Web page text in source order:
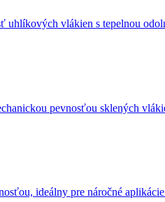
vlákien s tepelnou
pevnosťou sklených
ideálny pre náročné